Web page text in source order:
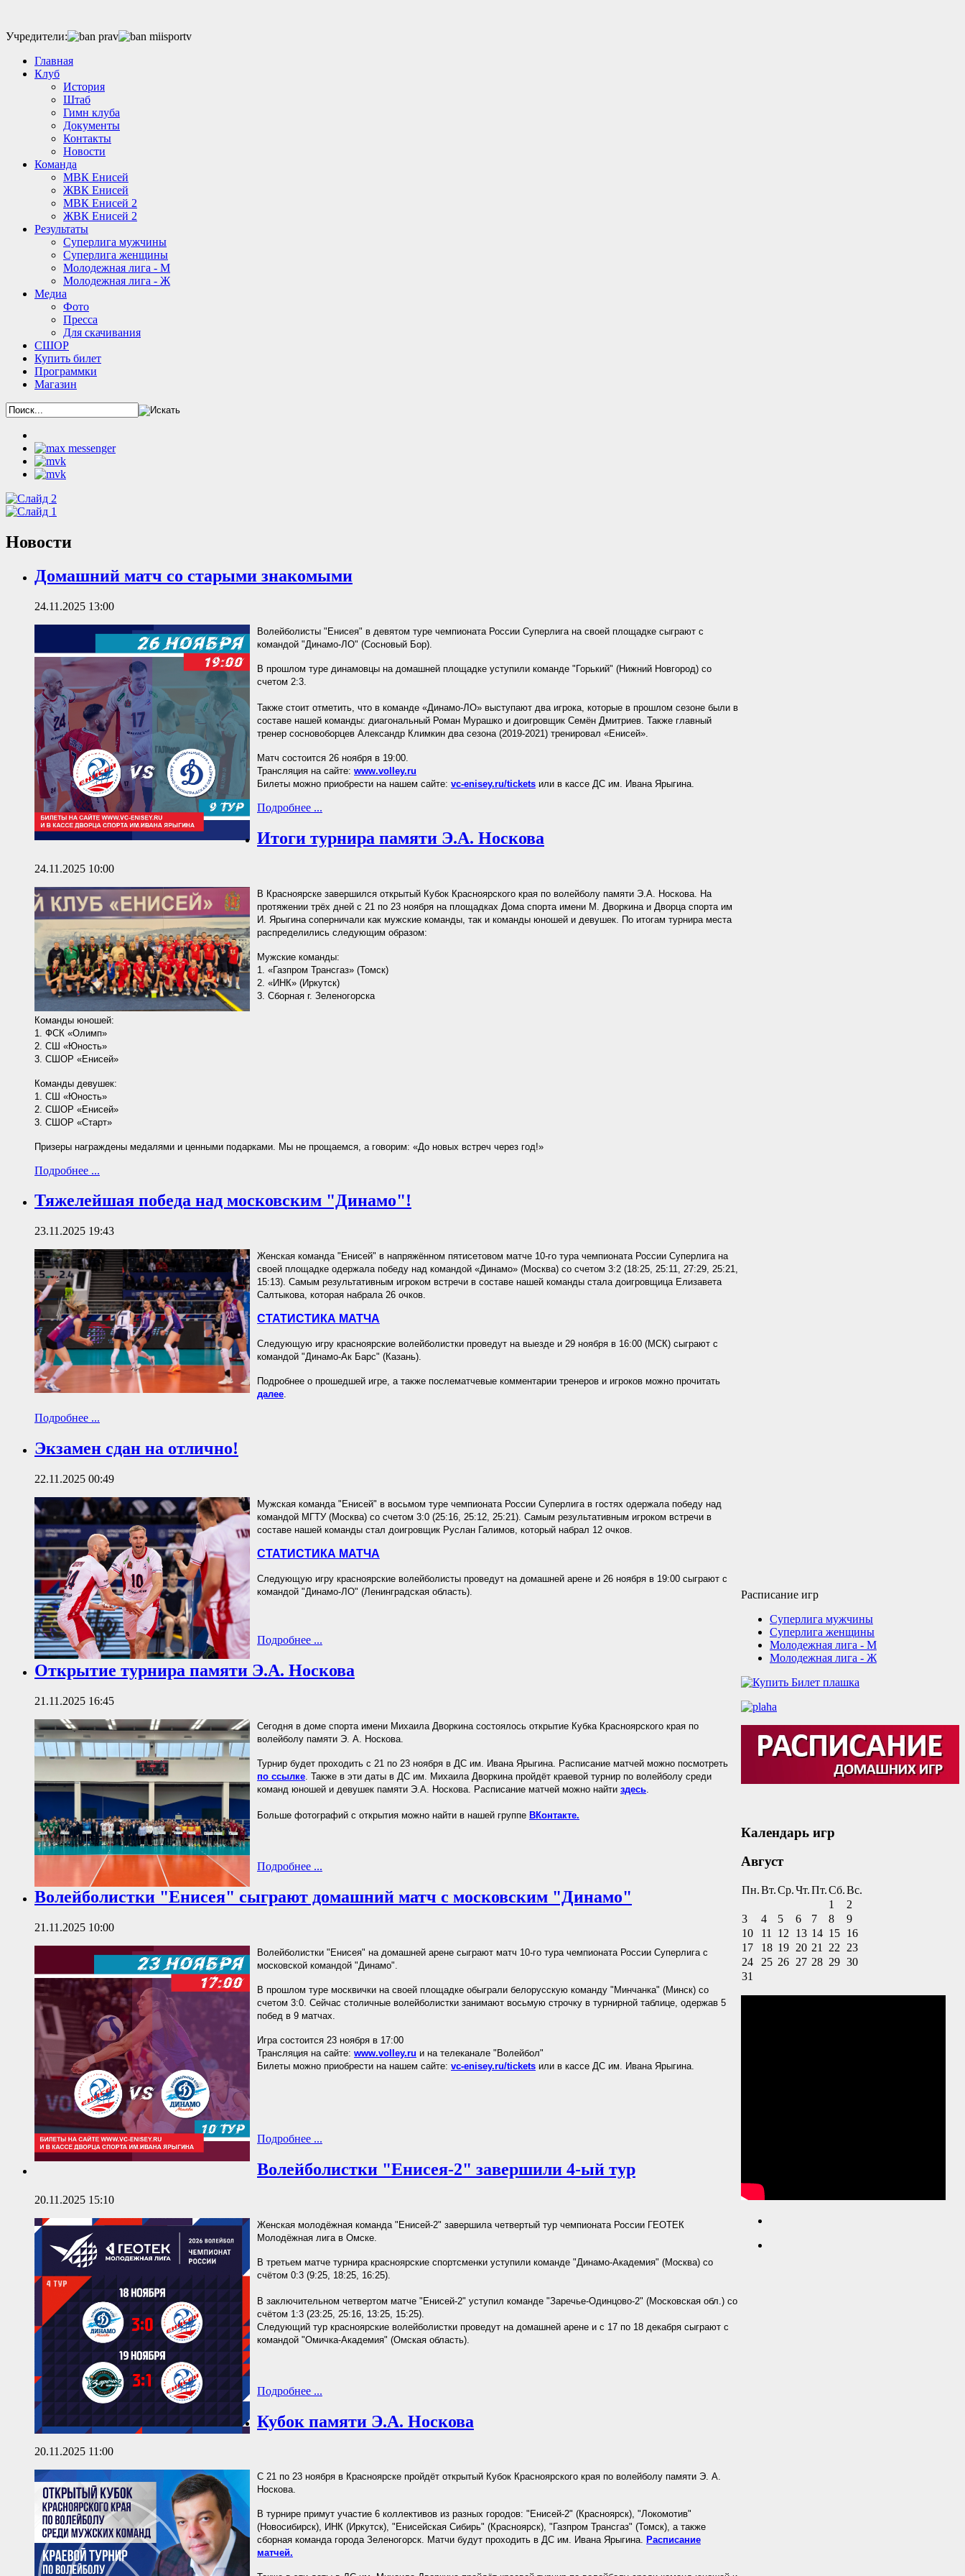
Учредители:
Главная
Клуб
История
Штаб
Гимн клуба
Документы
Контакты
Новости
Команда
МВК Енисей
ЖВК Енисей
МВК Енисей 2
ЖВК Енисей 2
Результаты
Суперлига мужчины
Суперлига женщины
Молодежная лига - М
Молодежная лига - Ж
Медиа
Фото
Пресса
Для скачивания
СШОР
Купить билет
Программки
Магазин
Новости
Домашний матч со старыми знакомыми
24.11.2025 13:00
Волейболисты "Енисея" в девятом туре чемпионата России Суперлига на своей площадке сыграют с
командой "Динамо-ЛО" (Сосновый Бор).
В прошлом туре динамовцы на домашней площадке уступили команде "Горький" (Нижний Новгород) со
счетом 2:3.
Также стоит отметить, что в команде «Динамо-ЛО» выступают два игрока, которые в прошлом сезоне были в
составе нашей команды: диагональный Роман Мурашко и доигровщик Семён Дмитриев. Также главный
тренер сосновоборцев Александр Климкин два сезона (2019-2021) тренировал «Енисей».
Матч состоится 26 ноября в 19:00.
Трансляция на сайте: www.volley.ru
Билеты можно приобрести на нашем сайте: vc-enisey.ru/tickets или в кассе ДС им. Ивана Ярыгина.
Подробнее ...
Итоги турнира памяти Э.А. Носкова
24.11.2025 10:00
В Красноярске завершился открытый Кубок Красноярского края по волейболу памяти Э.А. Носкова. На
протяжении трёх дней с 21 по 23 ноября на площадках Дома спорта имени М. Дворкина и Дворца спорта им
И. Ярыгина соперничали как мужские команды, так и команды юношей и девушек. По итогам турнира места
распределились следующим образом:
Мужские команды:
1. «Газпром Трансгаз» (Томск)
2. «ИНК» (Иркутск)
3. Сборная г. Зеленогорска
Команды юношей:
1. ФСК «Олимп»
2. СШ «Юность»
3. СШОР «Енисей»
Команды девушек:
1. СШ «Юность»
2. СШОР «Енисей»
3. СШОР «Старт»
Призеры награждены медалями и ценными подарками. Мы не прощаемся, а говорим: «До новых встреч через год!»
Подробнее ...
Тяжелейшая победа над московским "Динамо"!
23.11.2025 19:43
Женская команда "Енисей" в напряжённом пятисетовом матче 10-го тура чемпионата России Суперлига на
своей площадке одержала победу над командой «Динамо» (Москва) со счетом 3:2 (18:25, 25:11, 27:29, 25:21,
15:13). Самым результативным игроком встречи в составе нашей команды стала доигровщица Елизавета
Салтыкова, которая набрала 26 очков.
СТАТИСТИКА МАТЧА
Следующую игру красноярские волейболистки проведут на выезде и 29 ноября в 16:00 (МСК) сыграют с
командой "Динамо-Ак Барс" (Казань).
Подробнее о прошедшей игре, а также послематчевые комментарии тренеров и игроков можно прочитать
далее.
Подробнее ...
Экзамен сдан на отлично!
22.11.2025 00:49
Мужская команда "Енисей" в восьмом туре чемпионата России Суперлига в гостях одержала победу над
командой МГТУ (Москва) со счетом 3:0 (25:16, 25:12, 25:21). Самым результативным игроком встречи в
составе нашей команды стал доигровщик Руслан Галимов, который набрал 12 очков.
СТАТИСТИКА МАТЧА
Следующую игру красноярские волейболисты проведут на домашней арене и 26 ноября в 19:00 сыграют с
командой "Динамо-ЛО" (Ленинградская область).
Подробнее ...
Открытие турнира памяти Э.А. Носкова
21.11.2025 16:45
Сегодня в доме спорта имени Михаила Дворкина состоялось открытие Кубка Красноярского края по
волейболу памяти Э. А. Носкова.
Турнир будет проходить с 21 по 23 ноября в ДС им. Ивана Ярыгина. Расписание матчей можно посмотреть
по ссылке . Также в эти даты в ДС им. Михаила Дворкина пройдёт краевой турнир по волейболу среди
команд юношей и девушек памяти Э.А. Носкова. Расписание матчей можно найти здесь
Больше фотографий с открытия можно найти в нашей группе ВКонтакте.
Подробнее ...
Волейболистки "Енисея" сыграют домашний матч с московским "Динамо"
21.11.2025 10:00
Волейболистки "Енисея" на домашней арене сыграют матч 10-го тура чемпионата России Суперлига с
московской командой "Динамо".
В прошлом туре москвички на своей площадке обыграли белорусскую команду "Минчанка" (Минск) со
счетом 3:0. Сейчас столичные волейболистки занимают восьмую строчку в турнирной таблице, одержав 5
побед в 9 матчах.
Игра состоится 23 ноября в 17:00
Трансляция на сайте: www.volley.ru и на телеканале "Волейбол"
Билеты можно приобрести на нашем сайте: vc-enisey.ru/tickets или в кассе ДС им. Ивана Ярыгина.
Подробнее ...
Волейболистки "Енисея-2" завершили 4-ый тур
20.11.2025 15:10
Женская молодёжная команда "Енисей-2" завершила четвертый тур чемпионата России ГЕОТЕК
Молодёжная лига в Омске.
В третьем матче турнира красноярские спортсменки уступили команде "Динамо-Академия" (Москва) со
счётом 0:3 (9:25, 18:25, 16:25).
В заключительном четвертом матче "Енисей-2" уступил команде "Заречье-Одинцово-2" (Московская обл.) со
счётом 1:3 (23:25, 25:16, 13:25, 15:25).
Следующий тур красноярские волейболистки проведут на домашней арене и с 17 по 18 декабря сыграют с
командой "Омичка-Академия" (Омская область).
Подробнее ...
Кубок памяти Э.А. Носкова
20.11.2025 11:00
С 21 по 23 ноября в Красноярске пройдёт открытый Кубок Красноярского края по волейболу памяти Э. А.
Носкова.
В турнире примут участие 6 коллективов из разных городов: "Енисей-2" (Красноярск), "Локомотив"
(Новосибирск), ИНК (Иркутск), "Енисейская Сибирь" (Красноярск), "Газпром Трансгаз" (Томск), а также
сборная команда города Зеленогорск. Матчи будут проходить в ДС им. Ивана Ярыгина. Расписание
матчей.
Расписание игр
Суперлига мужчины
Суперлига женщины
Молодежная лига - М
Молодежная лига - Ж
Календарь игр
Август
Пн.Вт.Ср.Чт.Пт.Сб.Вс.
1
2
3
4 5 6 7 8
9
10
11 12 13 14 15 16
17
18 19 20 21 22
23
24
25 26 27 28 29 30
31